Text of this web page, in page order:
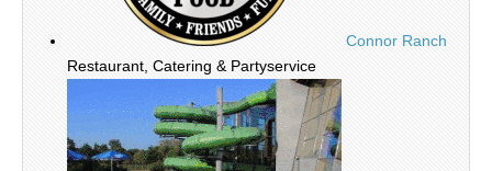
Connor Ranch
Restaurant, Catering & Partyservice